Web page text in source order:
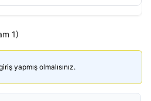
1)
yapmış olmalısınız.